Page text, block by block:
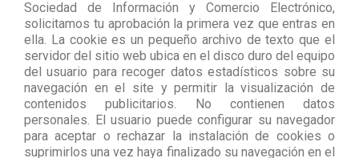
Sociedad de Información y Comercio Electrónico,
solicitamos tu aprobación la primera vez que entras en
ella. La cookie es un pequeño archivo de texto que el
servidor del sitio web ubica en el disco duro del equipo
del usuario para recoger datos estadísticos sobre su
navegación en el site y permitir la visualización de
contenidos publicitarios. No contienen datos
personales. El usuario puede configurar su navegador
para aceptar o rechazar la instalación de cookies o
suprimirlos una vez haya finalizado su navegación en el